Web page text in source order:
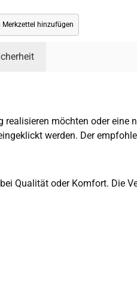
Merkzettel hinzufügen
möchten oder eine
werden. Der
Qualität oder Komfort. Die